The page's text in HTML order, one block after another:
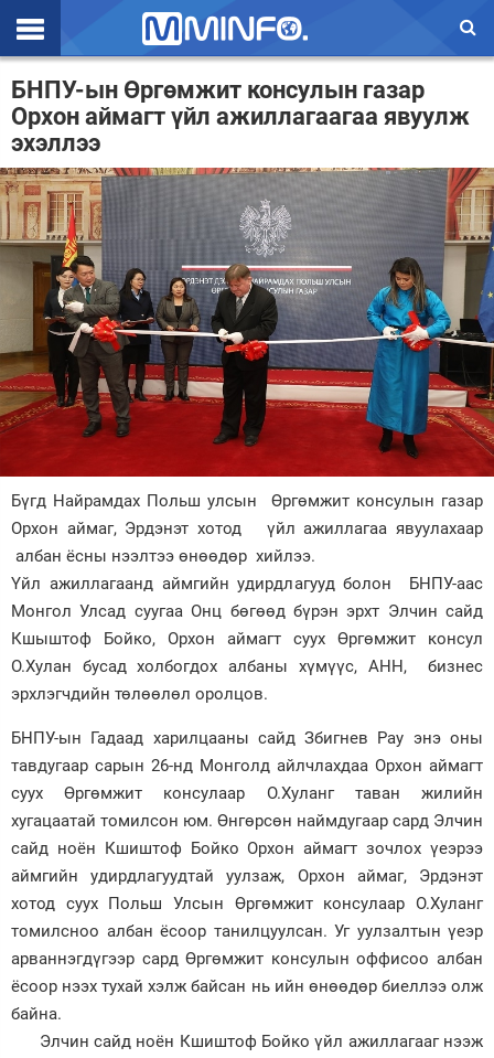
Эхлэл
Цаг агаар
Валют ханш
Улс төр
Эдийн засаг
Үзэл бодол
Спорт
Нийгэм
Зурхай
БНПУ-ын Өргөмжит консулын газар
Орхон аймагт үйл ажиллагаагаа явуулж
эхэллээ
Бүгд Найрамдах Польш улсын Өргөмжит консулын газар
Орхон аймаг, Эрдэнэт хотод үйл ажиллагаа явуулахаар
албан ёсны нээлтээ өнөөдөр хийлээ.
Үйл ажиллагаанд аймгийн удирдлагууд болон БНПУ-аас
Монгол Улсад суугаа Онц бөгөөд бүрэн эрхт Элчин сайд
Кшыштоф Бойко, Орхон аймагт суух Өргөмжит консул
О.Хулан бусад холбогдох албаны хүмүүс, АНН, бизнес
эрхлэгчдийн төлөөлөл оролцов.
БНПУ-ын Гадаад харилцааны сайд Збигнев Рау энэ оны
тавдугаар сарын 26-нд Монголд айлчлахдаа Орхон аймагт
суух Өргөмжит консулаар О.Хуланг таван жилийн
хугацаатай томилсон юм. Өнгөрсөн наймдугаар сард Элчин
сайд ноён Кшиштоф Бойко Орхон аймагт зочлох үеэрээ
аймгийн удирдлагуудтай уулзаж, Орхон аймаг, Эрдэнэт
хотод суух Польш Улсын Өргөмжит консулаар О.Хуланг
томилсноо албан ёсоор танилцуулсан. Уг уулзалтын үеэр
арваннэгдүгээр сард Өргөмжит консулын оффисоо албан
ёсоор нээх тухай хэлж байсан нь ийн өнөөдөр биеллээ олж
байна.
Элчин сайд ноён Кшиштоф Бойко үйл ажиллагааг нээж